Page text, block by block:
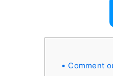
Comment